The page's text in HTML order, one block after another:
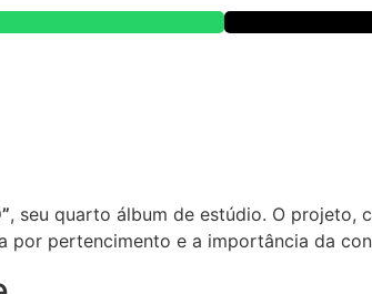
, seu quarto álbum de estúdio. O projeto,
por pertencimento e a importância da